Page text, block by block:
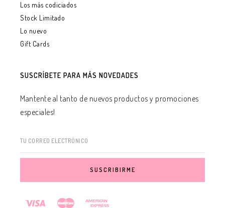
Los más codiciados
Stock Limitado
Lo nuevo
Gift Cards
SUSCRÍBETE PARA MÁS NOVEDADES
Mantente al tanto de nuevos productos y promociones
especiales!
TU CORREO ELECTRÓNICO